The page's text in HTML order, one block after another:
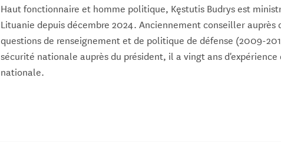
Haut fonctionnaire et homme politique, Kęstutis Budrys est
Lituanie depuis décembre 2024. Anciennement conseiller
questions de renseignement et de politique de défense (2009-
sécurité nationale auprès du président, il a vingt ans
nationale.